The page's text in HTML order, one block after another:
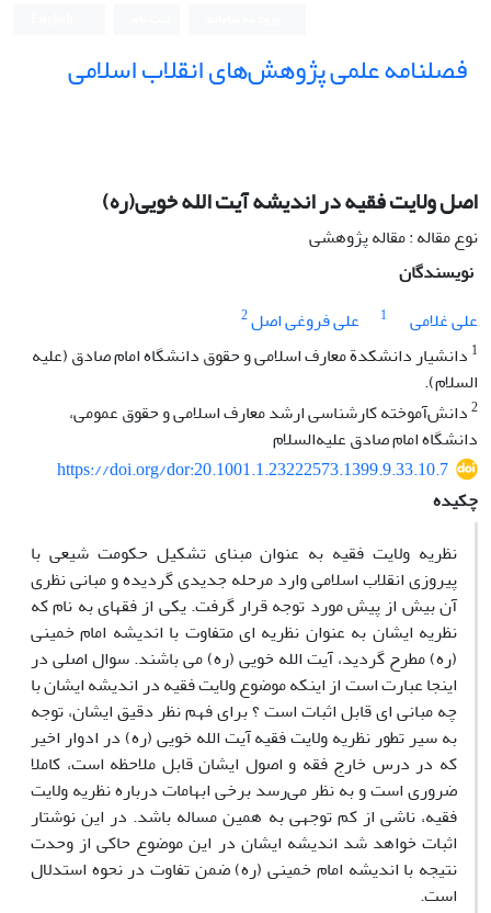
فصلنامه علمی پژوهش‌های انقلاب اسلامی
اصل ولایت‌‌ فقیه در اندیشه آیت الله خویی(ره)
نوع مقاله : مقاله پژوهشی
نویسندگان
علی غلامی
1 علی فروغی اصل2
1 دانشیار دانشکدة معارف اسلامی و حقوق دانشگاه امام صادق (علیه
السلام).
2دانش‌آموخته کارشناسی ارشد معارف اسلامی و حقوق عمومی،
دانشگاه امام صادق علیه‌السلام
https://doi.org/dor:20.1001.1.23222573.1399.9.33.10.7
چکیده
نظریه ولایت فقیه به عنوان مبنای تشکیل حکومت شیعی با
پیروزی انقلاب اسلامی وارد مرحله جدیدی گردیده و مبانی نظری
آن بیش از پیش مورد توجه قرار گرفت. یکی از فقهای به نام که
نظریه ایشان به عنوان نظریه ای متفاوت با اندیشه امام خمینی
(ره) مطرح گردید، آیت ‌الله خویی (ره) می باشند. سوال اصلی در
اینجا عبارت است از اینکه موضوع ولایت فقیه در اندیشه ایشان با
چه مبانی ای قابل اثبات است ؟ برای فهم نظر دقیق ایشان، توجه
به سیر تطور نظریه ولایت‌‌ فقیه آیت ‌الله خویی (ره) در ادوار اخیر
که در درس خارج فقه و اصول ایشان قابل ‌ملاحظه است، کاملا
ضروری است و به نظر می‌رسد برخی ابهامات درباره نظریه ولایت‌‌
فقیه، ناشی از کم توجهی به همین مساله باشد. در این نوشتار
اثبات خواهد شد اندیشه ایشان در این موضوع حاکی از وحدت
نتیجه با اندیشه امام خمینی (ره) ضمن تفاوت در نحوه استدلال
است.